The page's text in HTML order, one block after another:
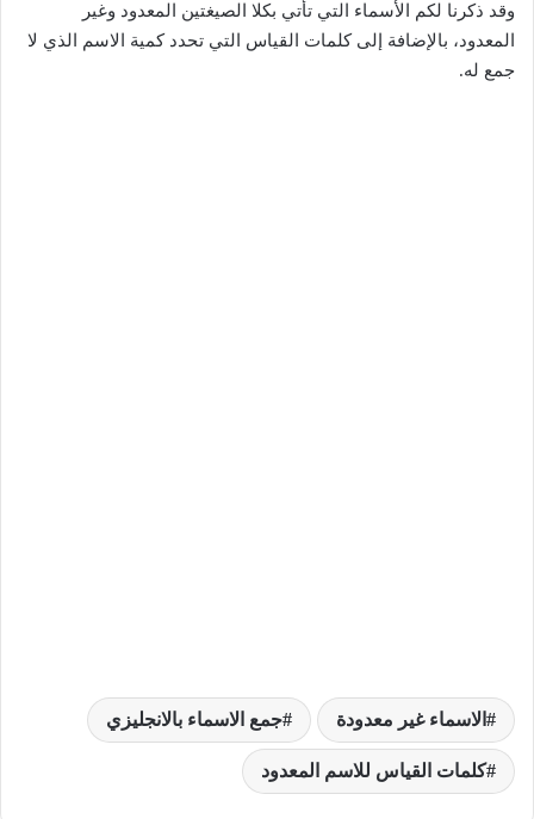
وقد ذكرنا لكم الأسماء التي تأتي بكلا الصيغتين المعدود وغير
المعدود، بالإضافة إلى كلمات القياس التي تحدد كمية الاسم الذي لا
جمع له.
الاسماء غير معدودة جمع الاسماء بالانجليزي
كلمات القياس للاسم المعدود